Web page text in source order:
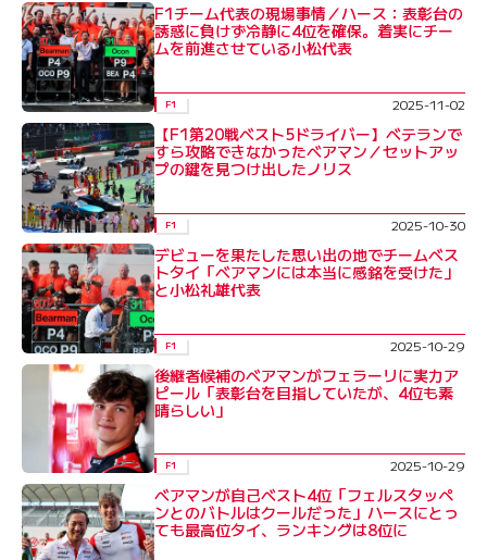
F1チーム代表の現場事情／ハース：表彰台の
誘惑に負けず冷静に4位を確保。着実にチー
ムを前進させている小松代表
F1 2025-11-02
【F1第20戦ベスト5ドライバー】ベテランで
すら攻略できなかったベアマン／セットアッ
プの鍵を見つけ出したノリス
F1 2025-10-30
デビューを果たした思い出の地でチームベス
トタイ「ベアマンには本当に感銘を受けた」
と小松礼雄代表
F1 2025-10-29
後継者候補のベアマンがフェラーリに実力ア
ピール「表彰台を目指していたが、4位も素
晴らしい」
F1 2025-10-29
ベアマンが自己ベスト4位「フェルスタッペ
ンとのバトルはクールだった」ハースにとっ
ても最高位タイ、ランキングは8位に